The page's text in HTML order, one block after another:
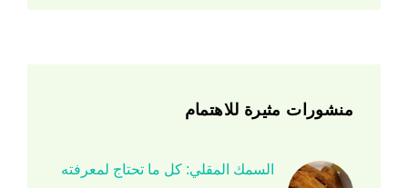
منشورات مثيرة للاهتمام
السمك المقلي: كل ما تحتاج لمعرفته